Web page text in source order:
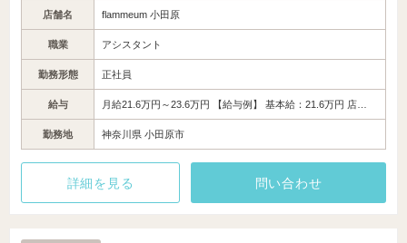
店舗名 flammeum 小田原
職業 アシスタント
勤務形態 正社員
給与 月給21.6万円～23.6万円 【給与例】 基本給：21.6万円 店…
勤務地 神奈川県 小田原市
詳細を見る 問い合わせ